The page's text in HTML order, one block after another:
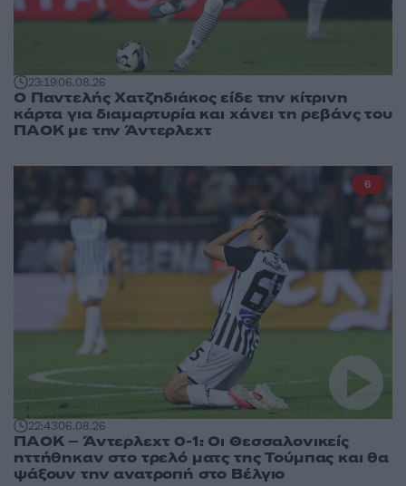
23:1906.08.26
Ο Παντελής Χατζηδιάκος είδε την κίτρινη
κάρτα για διαμαρτυρία και χάνει τη ρεβάνς του
ΠΑΟΚ με την Άντερλεχτ
22:4306.08.26
ΠΑΟΚ – Άντερλεχτ 0-1: Οι Θεσσαλονικείς
ηττήθηκαν στο τρελό ματς της Τούμπας και θα
ψάξουν την ανατροπή στο Βέλγιο
6